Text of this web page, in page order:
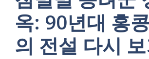
옥: 90년대 홍
의 전설 다시